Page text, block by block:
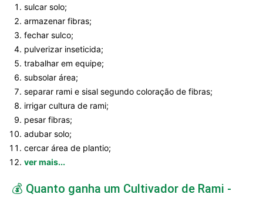
sulcar solo;
armazenar fibras;
fechar sulco;
pulverizar inseticida;
trabalhar em equipe;
subsolar área;
separar rami e sisal segundo coloração de fibras;
irrigar cultura de rami;
pesar fibras;
adubar solo;
cercar área de plantio;
ver mais...
💰 Quanto ganha um Cultivador de Rami -